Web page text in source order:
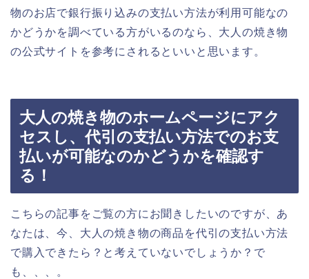
物のお店で銀行振り込みの支払い方法が利用可能なの
かどうかを調べている方がいるのなら、大人の焼き物
の公式サイトを参考にされるといいと思います。
大人の焼き物のホームページにアク
セスし、代引の支払い方法でのお支
払いが可能なのかどうかを確認す
る！
こちらの記事をご覧の方にお聞きしたいのですが、あ
なたは、今、大人の焼き物の商品を代引の支払い方法
で購入できたら？と考えていないでしょうか？で
も、、、。